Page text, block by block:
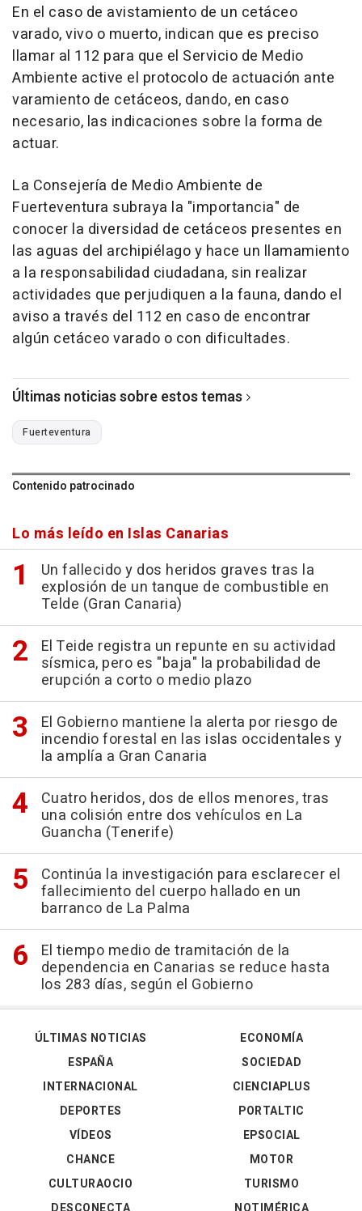
En el caso de avistamiento de un cetáceo
varado, vivo o muerto, indican que es preciso
llamar al 112 para que el Servicio de Medio
Ambiente active el protocolo de actuación ante
varamiento de cetáceos, dando, en caso
necesario, las indicaciones sobre la forma de
actuar.
La Consejería de Medio Ambiente de
Fuerteventura subraya la "importancia" de
conocer la diversidad de cetáceos presentes en
las aguas del archipiélago y hace un llamamiento
a la responsabilidad ciudadana, sin realizar
actividades que perjudiquen a la fauna, dando el
aviso a través del 112 en caso de encontrar
algún cetáceo varado o con dificultades.
Últimas noticias sobre estos temas
Fuerteventura
Contenido patrocinado
Lo más leído en Islas Canarias
Un fallecido y dos heridos graves tras la
explosión de un tanque de combustible en
Telde (Gran Canaria)
El Teide registra un repunte en su actividad
sísmica, pero es "baja" la probabilidad de
erupción a corto o medio plazo
El Gobierno mantiene la alerta por riesgo de
incendio forestal en las islas occidentales y
la amplía a Gran Canaria
Cuatro heridos, dos de ellos menores, tras
una colisión entre dos vehículos en La
Guancha (Tenerife)
Continúa la investigación para esclarecer el
fallecimiento del cuerpo hallado en un
barranco de La Palma
El tiempo medio de tramitación de la
dependencia en Canarias se reduce hasta
los 283 días, según el Gobierno
ÚLTIMAS NOTICIAS
ESPAÑA
INTERNACIONAL
DEPORTES
VÍDEOS
ECONOMÍA
SOCIEDAD
CIENCIAPLUS
PORTALTIC
EPSOCIAL
CHANCE
CULTURAOCIO
MOTOR
TURISMO